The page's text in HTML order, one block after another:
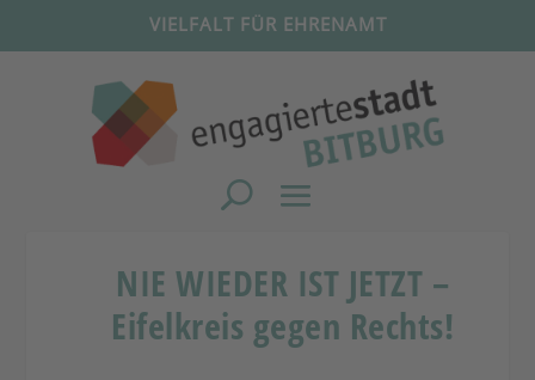
VIELFALT FÜR EHRENAMT
NIE WIEDER IST JETZT –
Eifelkreis gegen Rechts!